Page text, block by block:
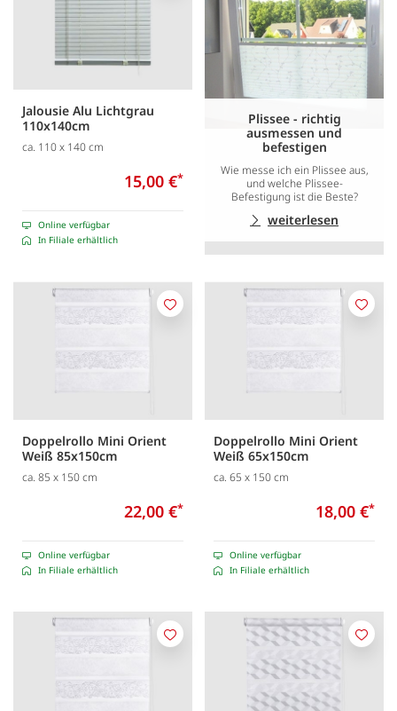
Jalousie Alu Lichtgrau
110x140cm
ca. 110 x 140 cm
15,00 €*
Online verfügbar
In Filiale erhältlich
Plissee - richtig
ausmessen und
befestigen
Wie messe ich ein Plissee aus,
und welche Plissee-
Befestigung ist die Beste?
weiterlesen
Doppelrollo Mini Orient
Weiß 85x150cm
ca. 85 x 150 cm
22,00 €*
Online verfügbar
In Filiale erhältlich
Merken
Doppelrollo Mini Orient
Weiß 65x150cm
ca. 65 x 150 cm
18,00 €*
Online verfügbar
In Filiale erhältlich
Merken